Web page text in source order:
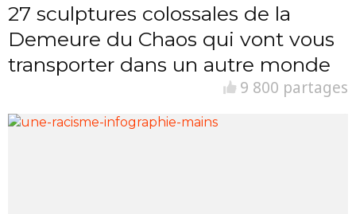
27 sculptures colossales de la
Demeure du Chaos qui vont vous
transporter dans un autre monde
9 800 partages